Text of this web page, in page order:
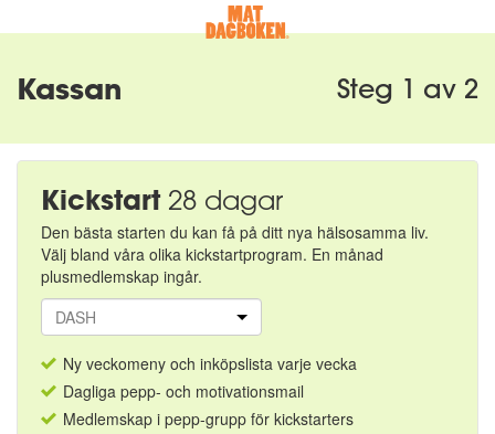
Kassan Steg 1 av 2
Kickstart 28 dagar
Den bästa starten du kan få på ditt nya hälsosamma liv.
Välj bland våra olika kickstartprogram. En månad
plusmedlemskap ingår.
Ny veckomeny och inköpslista varje vecka
Dagliga pepp- och motivationsmail
Medlemskap i pepp-grupp för kickstarters